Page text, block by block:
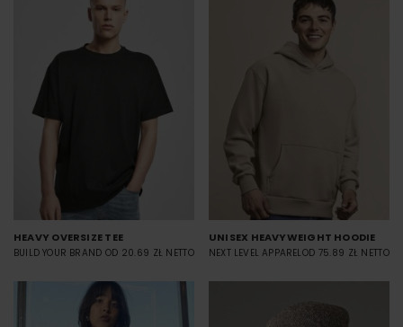
HEAVY OVERSIZE TEE
BUILD YOUR BRAND OD 20.69 ZŁ NETTO
UNISEX HEAVYWEIGHT HOODIE
NEXT LEVEL APPARELOD 75.89 ZŁ NETTO